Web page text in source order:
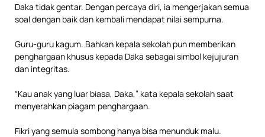
Daka tidak gentar. Dengan percaya diri, ia mengerjakan semua
soal dengan baik dan kembali mendapat nilai sempurna.
Guru-guru kagum. Bahkan kepala sekolah pun memberikan
penghargaan khusus kepada Daka sebagai simbol kejujuran
dan integritas.
“Kau anak yang luar biasa, Daka,” kata kepala sekolah saat
menyerahkan piagam penghargaan.
Fikri yang semula sombong hanya bisa menunduk malu.